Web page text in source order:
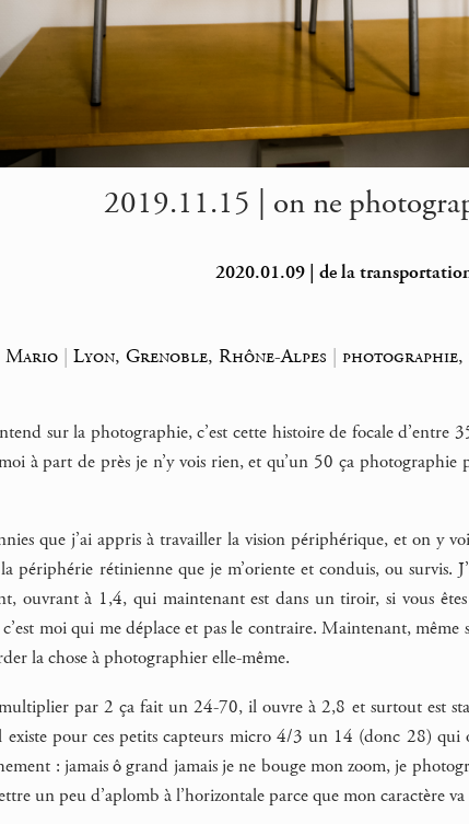
2019.11.15 | on ne
2020.01.09 | de la
Mario |Lyon, Grenoble, Rhône-Alpes |photographie,
sur la photographie, c’est cette histoire de focale
à part de près je n’y vois rien, et qu’un 50 ça
que j’ai appris à travailler la vision périphérique, et on y
périphérie rétinienne que je m’oriente et conduis, ou survis.
ouvrant à 1,4, qui maintenant est dans un tiroir, si vous êtes
moi qui me déplace et pas le contraire. Maintenant, même
la chose à photographier elle-même.
par 2 ça fait un 24-70, il ouvre à 2,8 et surtout est
pour ces petits capteurs micro 4/3 un 14 (donc 28) qui
: jamais ô grand jamais je ne bouge mon zoom, je
un peu d’aplomb à l’horizontale parce que mon caractère